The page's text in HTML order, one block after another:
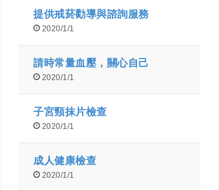
提供戒菸勸導與諮詢服務
2020/1/1
請時常量血壓，關心自己
2020/1/1
子宮頸抹片檢查
2020/1/1
成人健康檢查
2020/1/1